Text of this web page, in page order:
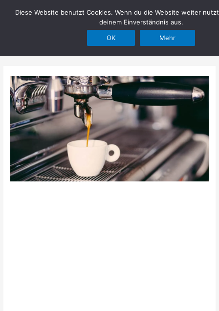
Hilfe im Netz
Diese Website benutzt Cookies. Wenn du die Website weiter
deinem Einverständnis aus.
OK
Mehr